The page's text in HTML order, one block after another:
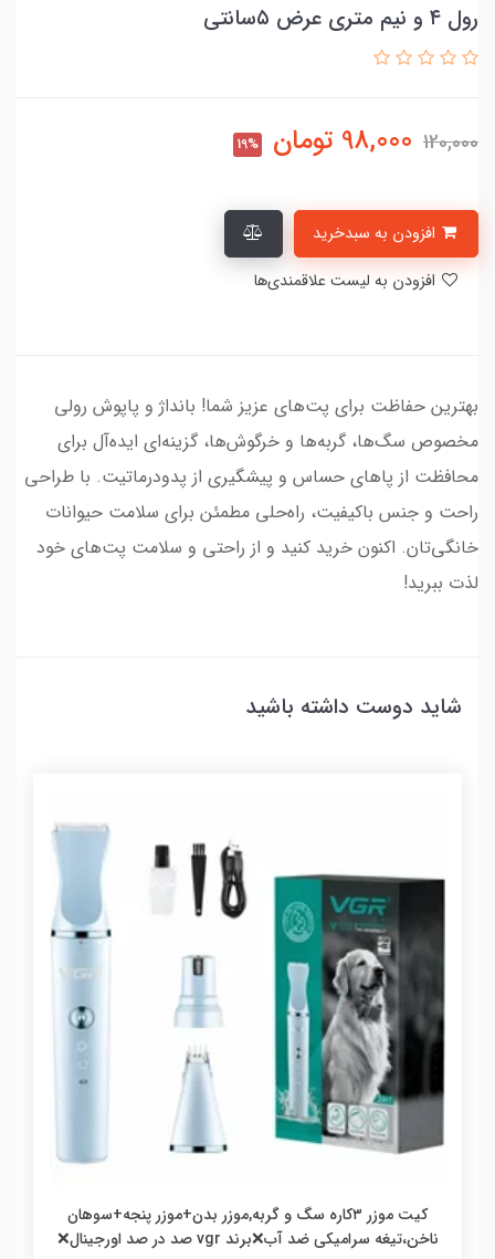
رول ۴ و نیم متری عرض ۵سانتی
120,000
98,000 تومان 19%
بهترین حفاظت برای پت‌های عزیز شما! بانداژ و پاپوش رولی
مخصوص سگ‌ها، گربه‌ها و خرگوش‌ها، گزینه‌ای ایده‌آل برای
محافظت از پاهای حساس و پیشگیری از پدودرماتیت. با طراحی
راحت و جنس باکیفیت، راه‌حلی مطمئن برای سلامت حیوانات
خانگی‌تان. اکنون خرید کنید و از راحتی و سلامت پت‌های خود
لذت ببرید!
شاید دوست داشته باشید
کیت موزر ۳کاره سگ و گربه,موزر بدن+موزر پنجه+سوهان
ناخن،تیغه سرامیکی ضد آب❌برند vgr صد در صد اورجینال❌